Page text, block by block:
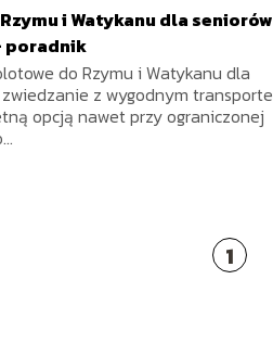
i Watykanu dla seniorów
poradnik
do Rzymu i Watykanu dla
zwiedzanie z wygodnym
opcją nawet przy ograniczonej
1